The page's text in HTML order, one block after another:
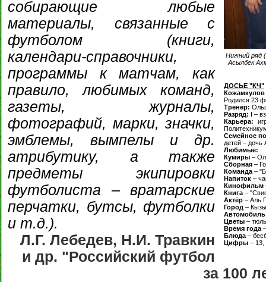
Нижний ряд
Асылбек
ДОСЬЕ "КЧ"
Родился 23
Тренер:
Разряд: I –
Карьера:
Семейное
детей –
Любимые:
Кумиры –
Сборная –
Команда –
Напиток –
Кинофильм
Книга –
Актёр – Аль
Город –
Автомобиль
Цветы –
Время года
Блюда –
Цифры – 13,
собирающие любые
материалы, связанные с
футболом (книги,
календари-справочники,
программы к матчам, как
правило, любимых команд,
газеты, журналы,
фотографий, марки, значки,
эмблемы, вымпелы и др.
атрибутику, а также
предметы экипировки
футболиста – вратарские
перчатки, бутсы, футболки
и т.д.).
Л.Г. Лебедев, Н.И. Травкин
и др. "Российский футбол
за 100